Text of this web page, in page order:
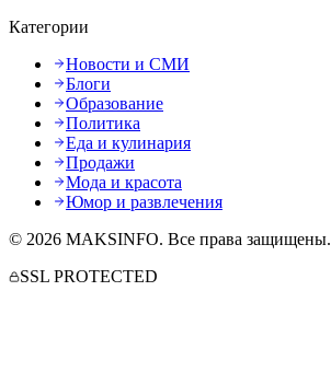
Категории
Новости и СМИ
Блоги
Образование
Политика
Еда и кулинария
Продажи
Мода и красота
Юмор и развлечения
© 2026 MAKSINFO. Все права защищены.
SSL PROTECTED